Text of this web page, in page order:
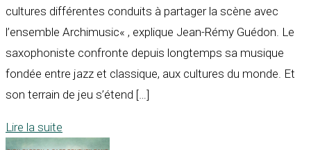
cultures différentes conduits à partager la scène avec
l’ensemble Archimusic« , explique Jean-Rémy Guédon. Le
saxophoniste confronte depuis longtemps sa musique
fondée entre jazz et classique, aux cultures du monde. Et
son terrain de jeu s’étend […]
Lire la suite